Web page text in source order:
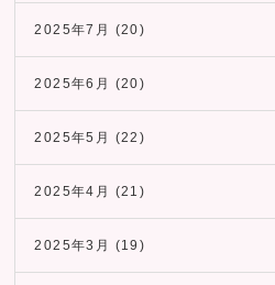
2025年7月 (20)
2025年6月 (20)
2025年5月 (22)
2025年4月 (21)
2025年3月 (19)